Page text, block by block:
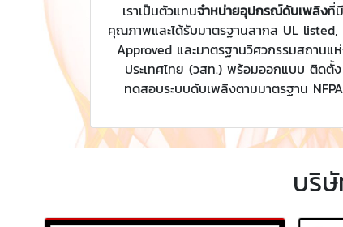
เราเป็นตัวแทนจำหน่ายอุปกรณ์ดับเพลิงที่มี
คุณภาพและได้รับมาตรฐานสากล UL listed,
Approved และมาตรฐานวิศวกรรมสถานแ
ประเทศไทย (วสท.) พร้อมออกแบบ ติดตั้ง
ทดสอบระบบดับเพลิงตามมาตรฐาน NFPA
บริษั